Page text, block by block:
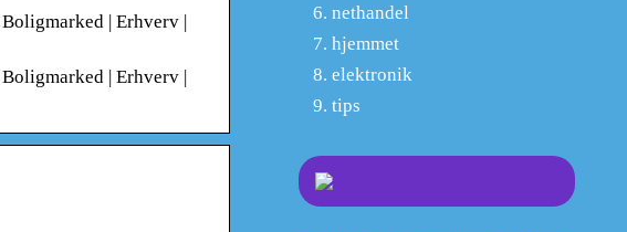
| Erhverv |
| Erhverv |
nethandel
hjemmet
elektronik
tips